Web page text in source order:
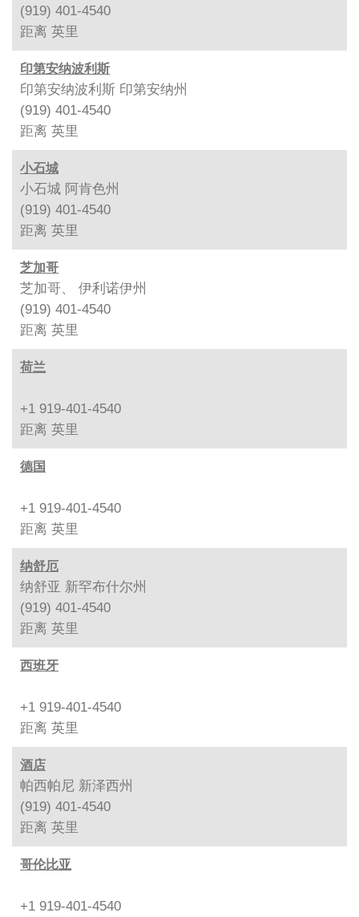
(919) 401-4540
距离 英里
印第安纳波利斯
印第安纳波利斯 印第安纳州
(919) 401-4540
距离 英里
小石城
小石城 阿肯色州
(919) 401-4540
距离 英里
芝加哥
芝加哥、 伊利诺伊州
(919) 401-4540
距离 英里
荷兰
+1 919-401-4540
距离 英里
德国
+1 919-401-4540
距离 英里
纳舒厄
纳舒亚 新罕布什尔州
(919) 401-4540
距离 英里
西班牙
+1 919-401-4540
距离 英里
酒店
帕西帕尼 新泽西州
(919) 401-4540
距离 英里
哥伦比亚
+1 919-401-4540